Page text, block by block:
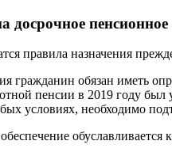
досрочное пенсионное
правила назначения
гражданин обязан иметь
пенсии в 2019 году
условиях, необходимо
обуславливается